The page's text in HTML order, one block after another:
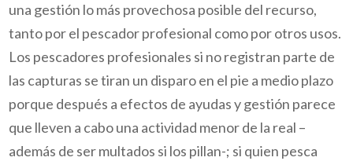
una gestión lo más provechosa posible del recurso,
tanto por el pescador profesional como por otros usos.
Los pescadores profesionales si no registran parte de
las capturas se tiran un disparo en el pie a medio plazo
porque después a efectos de ayudas y gestión parece
que lleven a cabo una actividad menor de la real –
además de ser multados si los pillan-; si quien pesca